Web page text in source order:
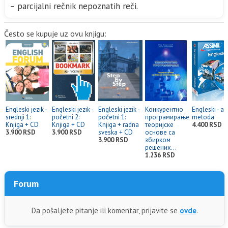
– parcijalni rečnik nepoznatih reči.
Često se kupuje uz ovu knjigu:
Engleski jezik -
srednji 1:
Knjiga + CD
3.900 RSD
Engleski jezik -
početni 2:
Knjiga + CD
3.900 RSD
Engleski jezik -
početni 1:
Knjiga + radna
sveska + CD
3.900 RSD
Конкурентно
програмирање
теоријске
основе са
збирком
решених...
1.236 RSD
Engleski -
metoda
4.400 RSD
Forum
Da pošaljete pitanje ili komentar, prijavite se ovde.